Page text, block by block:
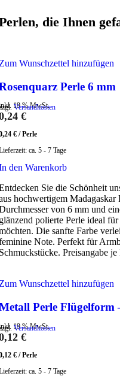
die Ihnen
Wunschzettel hinzufügen
Perle 6 mm
19 % MwSt.
Versandkosten
€
€ /Perle
ca. 5 - 7 Tage
den Warenkorb
Sie die Schönheit
hochwertigem
von 6 mm und
polierte Perle ideal
Die sanfte Farbe
Note. Perfekt für
Preisangabe je
Wunschzettel hinzufügen
Perle Flügelform
19 % MwSt.
Versandkosten
€
€ /Perle
ca. 5 - 7 Tage